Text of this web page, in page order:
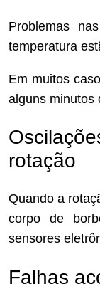
Problemas
temperatura
Em muitos
alguns minutos
rotação
Quando a
corpo de
sensores
Falhas